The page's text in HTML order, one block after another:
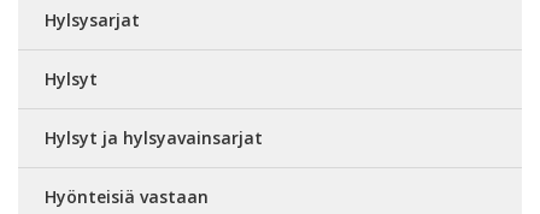
Hylsysarjat
Hylsyt
Hylsyt ja hylsyavainsarjat
Hyönteisiä vastaan